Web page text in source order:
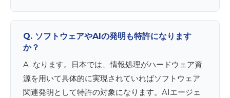
Q. ソフトウェアやAIの発明も特許になります
か？
A. なります。日本では、情報処理がハードウェア資
源を用いて具体的に実現されていればソフトウェア
関連発明として特許の対象になります。AIエージェ